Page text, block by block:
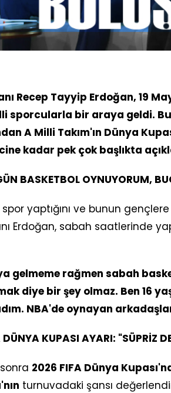
Recep Tayyip Erdoğan, 19
sporcularla bir araya geldi.
A Milli Takım'ın Dünya
kadar pek çok başlıkta
BASKETBOL OYNUYORUM,
yaptığını ve bunun
Erdoğan, sabah saatlerinde
gelmeme rağmen sabah
diye bir şey olmaz. Ben 16
NBA'de oynayan
KUPASI AYARI: "SÜPRİZ
2026 FIFA Dünya
turnuvadaki şansı